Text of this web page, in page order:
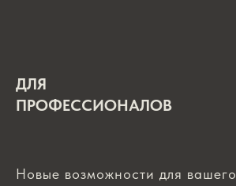
ДЛЯ
ПРОФЕССИОНАЛОВ
Новые возможности для вашего